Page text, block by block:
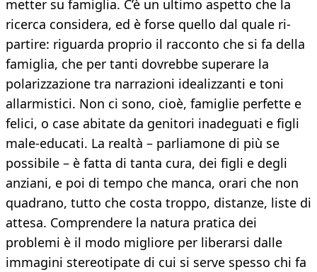
metter su famiglia. C’è un ultimo aspetto che la
ricerca considera, ed è forse quello dal quale ri-
partire: riguarda proprio il racconto che si fa della
famiglia, che per tanti dovrebbe superare la
polarizzazione tra narrazioni idealizzanti e toni
allarmistici. Non ci sono, cioè, famiglie perfette e
felici, o case abitate da genitori inadeguati e figli
male-educati. La realtà – parliamone di più se
possibile – è fatta di tanta cura, dei figli e degli
anziani, e poi di tempo che manca, orari che non
quadrano, tutto che costa troppo, distanze, liste di
attesa. Comprendere la natura pratica dei
problemi è il modo migliore per liberarsi dalle
immagini stereotipate di cui si serve spesso chi fa